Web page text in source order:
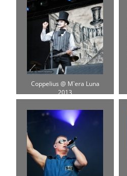
Coppelius @ M`era Luna
2013